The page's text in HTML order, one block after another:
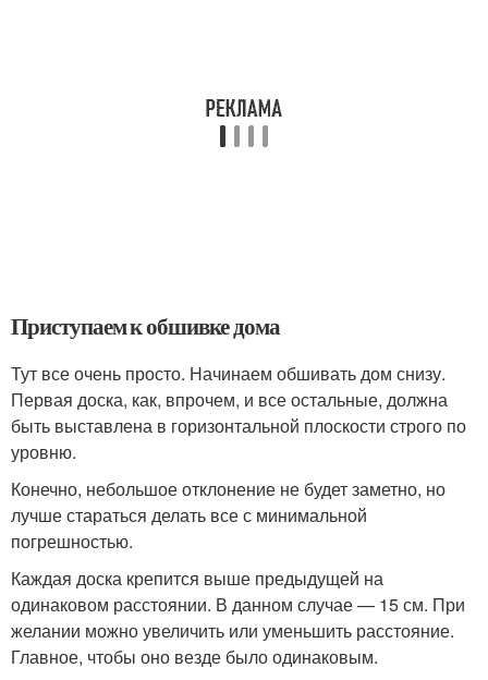
Приступаем к обшивке дома
Тут все очень просто. Начинаем обшивать дом снизу.
Первая доска, как, впрочем, и все остальные, должна
быть выставлена в горизонтальной плоскости строго по
уровню.
Конечно, небольшое отклонение не будет заметно, но
лучше стараться делать все с минимальной
погрешностью.
Каждая доска крепится выше предыдущей на
одинаковом расстоянии. В данном случае — 15 см. При
желании можно увеличить или уменьшить расстояние.
Главное, чтобы оно везде было одинаковым.